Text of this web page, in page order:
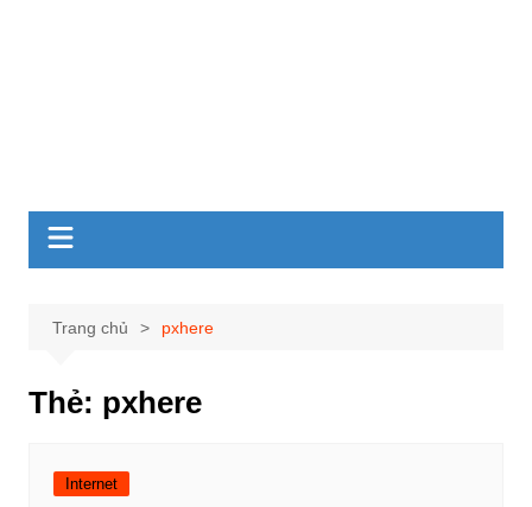
Trang chủ pxhere
Thẻ: pxhere
Internet